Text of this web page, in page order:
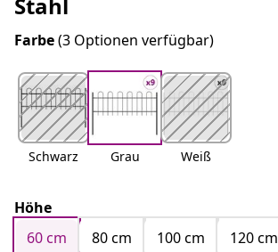
Stahl
Farbe(3 Optionen verfügbar)
Schwarz Grau Weiß
Höhe
60 cm
80 cm 100 cm 120 cm